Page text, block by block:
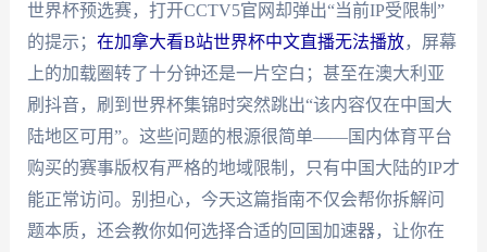
世界杯预选赛，打开CCTV5官网却弹出“当前IP受限制”
的提示； 在加拿大看B站世界杯中文直播无法播放，屏幕
上的加载圈转了十分钟还是一片空白；甚至在澳大利亚
刷抖音，刷到世界杯集锦时突然跳出“该内容仅在中国大
陆地区可用”。这些问题的根源很简单——国内体育平台
购买的赛事版权有严格的地域限制，只有中国大陆的IP才
能正常访问。别担心，今天这篇指南不仅会帮你拆解问
题本质，还会教你如何选择合适的回国加速器，让你在